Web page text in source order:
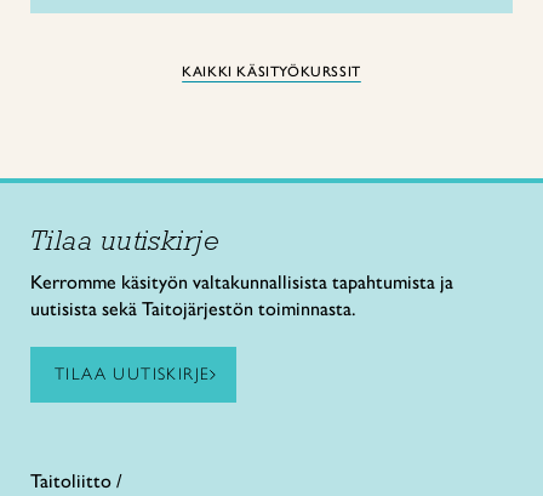
KAIKKI KÄSITYÖKURSSIT
Tilaa uutiskirje
Kerromme käsityön valtakunnallisista tapahtumista ja
uutisista sekä Taitojärjestön toiminnasta.
TILAA UUTISKIRJE
Taitoliitto /